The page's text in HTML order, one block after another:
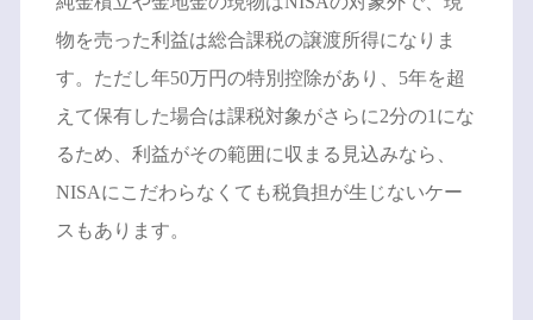
物を売った利益は総合課税の譲渡所得になりま
す。ただし年50万円の特別控除があり、5年を超
えて保有した場合は課税対象がさらに2分の1にな
るため、利益がその範囲に収まる見込みなら、
NISAにこだわらなくても税負担が生じないケー
スもあります。